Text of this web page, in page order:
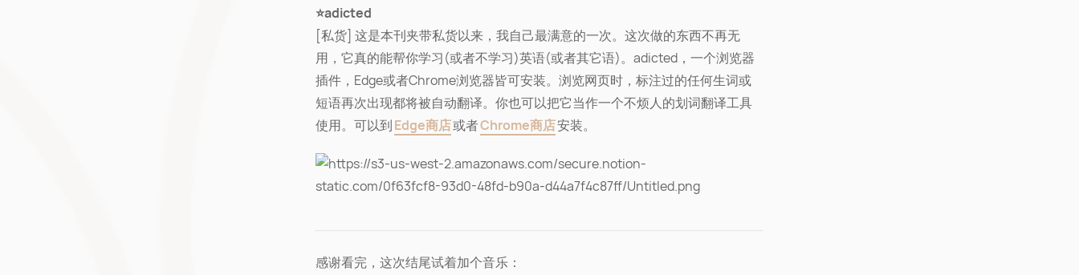
⭐adicted
[私货] 这是本刊夹带私货以来，我自己最满意的一次。这次做的东西不再无
用，它真的能帮你学习(或者不学习)英语(或者其它语)。adicted，一个浏览器
插件，Edge或者Chrome浏览器皆可安装。浏览网页时，标注过的任何生词或
短语再次出现都将被自动翻译。你也可以把它当作一个不烦人的划词翻译工具
使用。可以到Edge商店或者Chrome商店安装。
感谢看完，这次结尾试着加个音乐：